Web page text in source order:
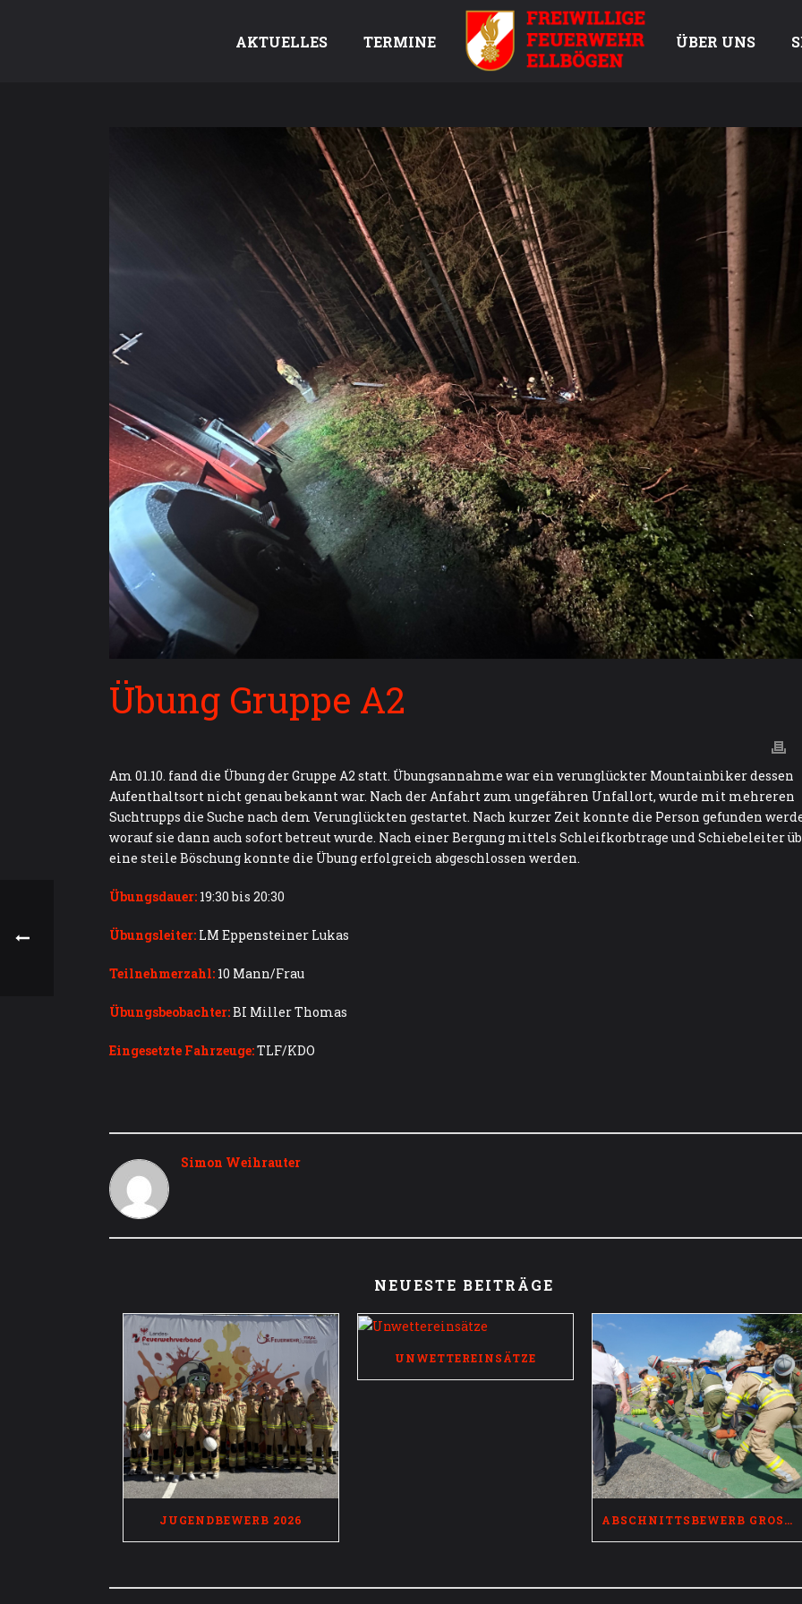
AKTUELLES TERMINE ÜBER UNS
Übung Gruppe A2
Am 01.10. fand die Übung der Gruppe A2 statt. Übungsannahme war ein verunglückter Mountainbiker dessen
Aufenthaltsort nicht genau bekannt war. Nach der Anfahrt zum ungefähren Unfallort, wurde mit mehreren
Suchtrupps die Suche nach dem Verunglückten gestartet. Nach kurzer Zeit konnte die Person gefunden
worauf sie dann auch sofort betreut wurde. Nach einer Bergung mittels Schleifkorbtrage und Schiebeleiter
eine steile Böschung konnte die Übung erfolgreich abgeschlossen werden.
Übungsdauer: 19:30 bis 20:30
Übungsleiter: LM Eppensteiner Lukas
Teilnehmerzahl: 10 Mann/Frau
Übungsbeobachter:BI Miller Thomas
Eingesetzte Fahrzeuge:TLF/KDO
Simon Weihrauter
NEUESTE BEITRÄGE
JUGENDBEWERB 2026
UNWETTEREINSÄTZE
ABSCHNITTSBEWERB GROSSVOLDERBERG